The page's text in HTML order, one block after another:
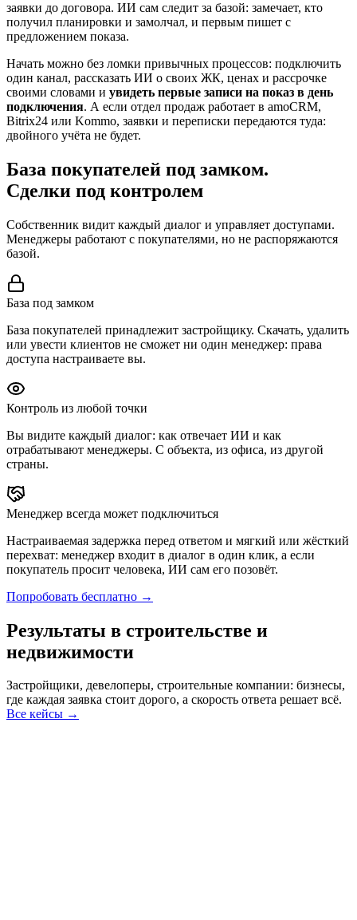
заявки до договора. ИИ сам следит за базой: замечает, кто
получил планировки и замолчал, и первым пишет с
предложением показа.
Начать можно без ломки привычных процессов: подключить
один канал, рассказать ИИ о своих ЖК, ценах и рассрочке
своими словами и увидеть первые записи на показ в день
подключения. А если отдел продаж работает в amoCRM,
Bitrix24 или Kommo, заявки и переписки передаются туда:
двойного учёта не будет.
База покупателей под замком.
Сделки под контролем
Собственник видит каждый диалог и управляет доступами.
Менеджеры работают с покупателями, но не распоряжаются
базой.
База под замком
База покупателей принадлежит застройщику. Скачать, удалить
или увести клиентов не сможет ни один менеджер: права
доступа настраиваете вы.
Контроль из любой точки
Вы видите каждый диалог: как отвечает ИИ и как
отрабатывают менеджеры. С объекта, из офиса, из другой
страны.
Менеджер всегда может подключиться
Настраиваемая задержка перед ответом и мягкий или жёсткий
перехват: менеджер входит в диалог в один клик, а если
покупатель просит человека, ИИ сам его позовёт.
Попробовать бесплатно →
Результаты в строительстве и
недвижимости
Застройщики, девелоперы, строительные компании: бизнесы,
где каждая заявка стоит дорого, а скорость ответа решает всё.
Все кейсы →